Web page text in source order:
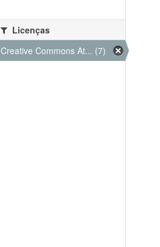
Licenças
Creative Commons At... (7)